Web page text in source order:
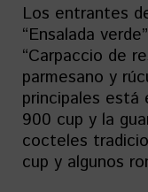
Los entrantes
“Ensalada
“Carpaccio de
parmesano y
principales está
900 cup y la
cocteles
cup y algunos